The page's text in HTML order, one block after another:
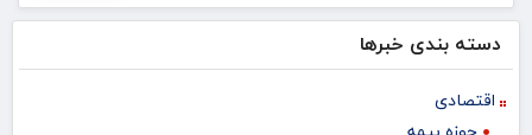
دسته بندی خبرها
اقتصادی